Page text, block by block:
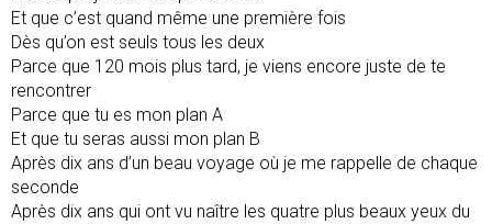
Et que c’est quand même une première fois
Dès qu’on est seuls tous les deux
Parce que 120 mois plus tard, je viens encore juste de te
rencontrer
Parce que tu es mon plan A
Et que tu seras aussi mon plan B
Après dix ans d’un beau voyage où je me rappelle de chaque
seconde
Après dix ans qui ont vu naître les quatre plus beaux yeux du